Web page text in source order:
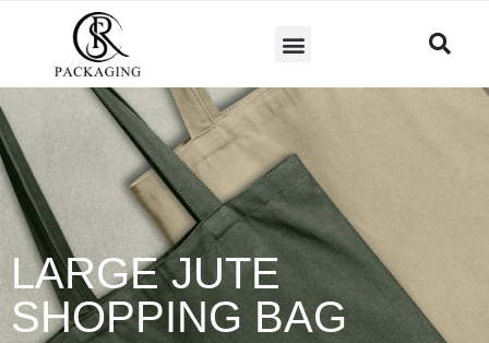
LARGE JUTE
SHOPPING BAG